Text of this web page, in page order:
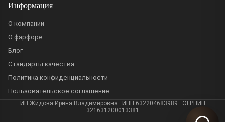
Информация
О компании
О фарфоре
Блог
Стандарты качества
Политика конфиденциальности
Пользовательское соглашение
ИП Жидова Ирина Владимировна · ИНН 632204683989 · ОГРНИП
321631200013381